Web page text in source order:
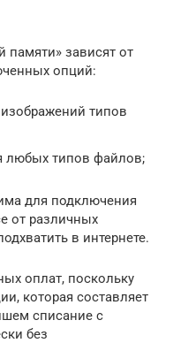
памяти» зависят от
опций:
типов
любых типов файлов;
для подключения
от различных
в интернете.
оплат, поскольку
которая составляет
списание с
без